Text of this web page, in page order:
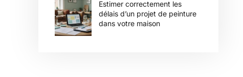
Estimer correctement les
délais d’un projet de peinture
dans votre maison